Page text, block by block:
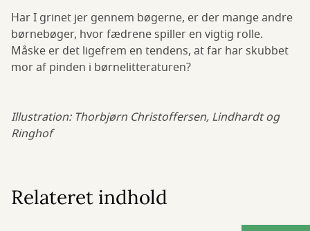
Har I grinet jer gennem bøgerne, er der mange andre
børnebøger, hvor fædrene spiller en vigtig rolle.
Måske er det ligefrem en tendens, at far har skubbet
mor af pinden i børnelitteraturen?
Illustration: Thorbjørn Christoffersen, Lindhardt og
Ringhof
Relateret indhold